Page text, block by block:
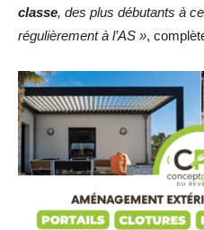
classe, des plus débutants à
régulièrement à l’AS »,